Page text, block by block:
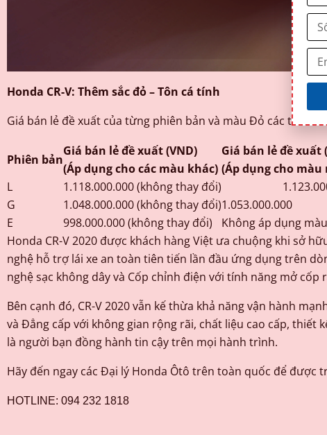
Honda CR-V: Thêm sắc đỏ – Tôn cá tính
Giá bán lẻ đề xuất của từng phiên bản và màu Đỏ các tính
Phiên bản
Giá bán lẻ đề xuất (VND)
(Áp dụng cho các màu khác)
Giá bán lẻ đề xuất
(Áp dụng cho
L
1.118.000.000 (không thay đổi)
G
1.048.000.000 (không thay đổi)1.053.000.000
E
998.000.000 (không thay đổi)
Không áp dụng
Honda CR-V 2020 được khách hàng Việt ưa chuộng khi sở
nghệ hỗ trợ lái xe an toàn tiên tiến lần đầu ứng dụng trên
nghệ sạc không dây và Cốp chỉnh điện với tính năng mở cốp
Bên cạnh đó, CR-V 2020 vẫn kế thừa khả năng vận hành
và Đẳng cấp với không gian rộng rãi, chất liệu cao cấp, thiết
là người bạn đồng hành tin cậy trên mọi hành trình.
Hãy đến ngay các Đại lý Honda Ôtô trên toàn quốc để
HOTLINE: 094 232 1818